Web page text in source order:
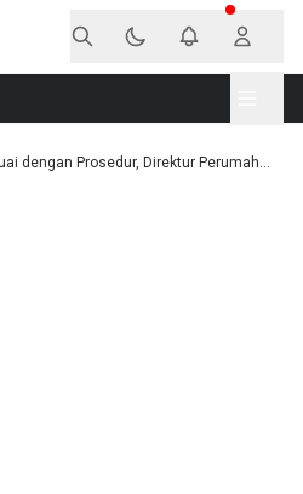
dengan Prosedur, Direktur Perumah...